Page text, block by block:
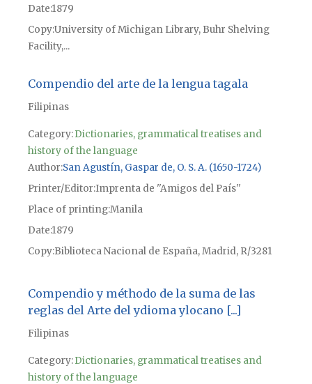
Date1879
CopyUniversity of Michigan Library, Buhr Shelving
Facility,...
Compendio del arte de la lengua tagala
Filipinas
Category:Dictionaries, grammatical treatises and
history of the language
Author San Agustín, Gaspar de, O. S. A. (1650-1724)
Printer/Editor Imprenta de ''Amigos del País''
Place of printingManila
Date1879
CopyBiblioteca Nacional de España, Madrid, R/3281
Compendio y méthodo de la suma de las
reglas del Arte del ydioma ylocano [...]
Filipinas
Category:Dictionaries, grammatical treatises and
history of the language